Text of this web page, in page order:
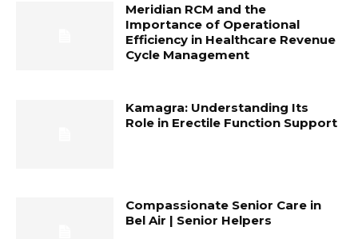
Meridian RCM and the
Importance of Operational
Efficiency in Healthcare Revenue
Cycle Management
Kamagra: Understanding Its
Role in Erectile Function Support
Compassionate Senior Care in
Bel Air | Senior Helpers